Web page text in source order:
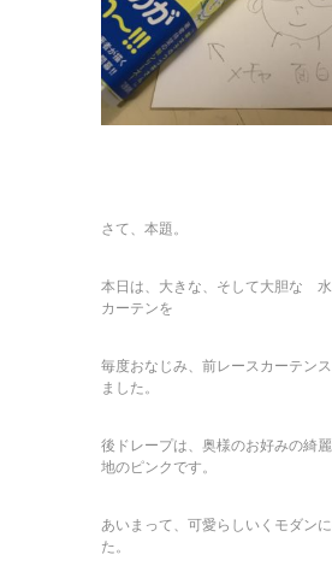
さて、本題。
本日は、大きな、そして大胆な
カーテンを
毎度おなじみ、前レースカーテン
ました。
後ドレープは、奥様のお好みの綺
地のピンクです。
あいまって、可愛らしいくモダン
た。